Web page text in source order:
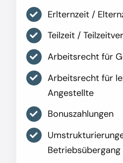
Erlternzeit /
Teilzeit /
Arbeitsrecht für
Arbeitsrecht für
Angestellte
Bonuszahlungen
Betriebsübergang